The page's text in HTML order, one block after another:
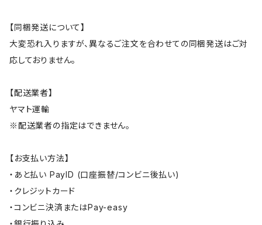
【同梱発送について】
大変恐れ入りますが、異なるご注文を合わせての同梱発送はご対
応しておりません。
【配送業者】
ヤマト運輸
※配送業者の指定はできません。
【お支払い方法】
・あと払い PayID (口座振替/コンビニ後払い)
・クレジットカード
・コンビニ決済またはPay-easy